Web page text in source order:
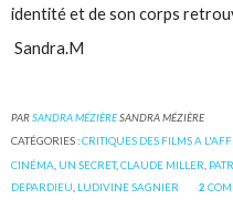
identité et de son corps
Sandra.M
PARSANDRA MÉZIÈRESANDRA MÉZIÈRE
CATÉGORIES :CRITIQUES DES FILMS A
CINÉMA, UN SECRET,CLAUDE MILLER,
DEPARDIEU, LUDIVINE SAGNIER 2